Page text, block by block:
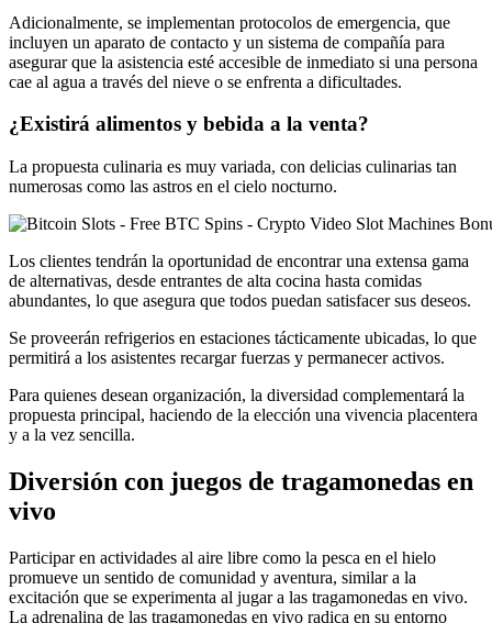
Adicionalmente, se implementan protocolos de emergencia, que
incluyen un aparato de contacto y un sistema de compañía para
asegurar que la asistencia esté accesible de inmediato si una persona
cae al agua a través del nieve o se enfrenta a dificultades.
¿Existirá alimentos y bebida a la venta?
La propuesta culinaria es muy variada, con delicias culinarias tan
numerosas como las astros en el cielo nocturno.
Los clientes tendrán la oportunidad de encontrar una extensa gama
de alternativas, desde entrantes de alta cocina hasta comidas
abundantes, lo que asegura que todos puedan satisfacer sus deseos.
Se proveerán refrigerios en estaciones tácticamente ubicadas, lo que
permitirá a los asistentes recargar fuerzas y permanecer activos.
Para quienes desean organización, la diversidad complementará la
propuesta principal, haciendo de la elección una vivencia placentera
y a la vez sencilla.
Diversión con juegos de tragamonedas en
vivo
Participar en actividades al aire libre como la pesca en el hielo
promueve un sentido de comunidad y aventura, similar a la
excitación que se experimenta al jugar a las tragamonedas en vivo.
La adrenalina de las tragamonedas en vivo radica en su entorno